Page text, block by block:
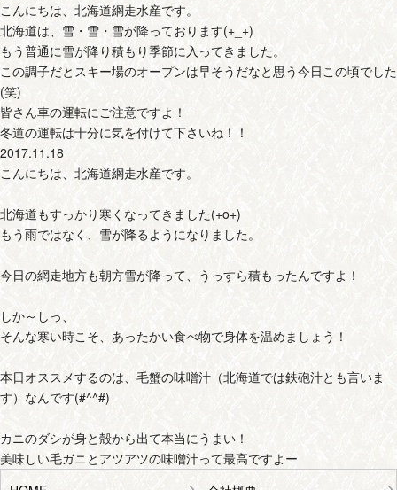
こんにちは、北海道網走水産です。
北海道は、雪・雪・雪が降っております(+_+)
もう普通に雪が降り積もり季節に入ってきました。
この調子だとスキー場のオープンは早そうだなと思う今日この頃でした
(笑)
皆さん車の運転にご注意ですよ！
冬道の運転は十分に気を付けて下さいね！！
2017.11.18
こんにちは、北海道網走水産です。
北海道もすっかり寒くなってきました(+o+)
もう雨ではなく、雪が降るようになりました。
今日の網走地方も朝方雪が降って、うっすら積もったんですよ！
しか～しっ、
そんな寒い時こそ、あったかい食べ物で身体を温めましょう！
本日オススメするのは、毛蟹の味噌汁（北海道では鉄砲汁とも言いま
す）なんです(#^^#)
カニのダシが身と殻から出て本当にうまい！
美味しい毛ガニとアツアツの味噌汁って最高ですよー